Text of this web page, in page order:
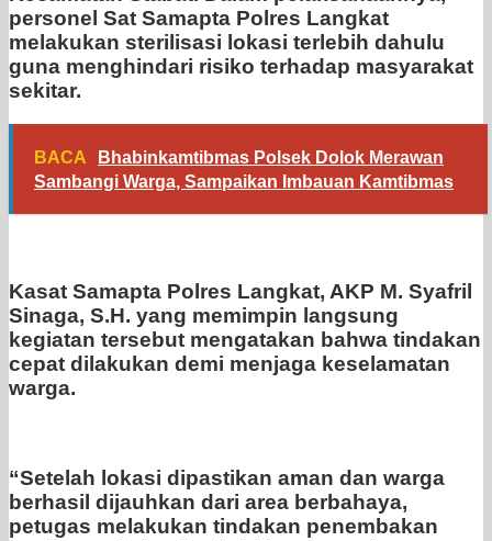
personel Sat Samapta Polres Langkat
melakukan sterilisasi lokasi terlebih dahulu
guna menghindari risiko terhadap masyarakat
sekitar.
BACA
Bhabinkamtibmas Polsek Dolok Merawan
Sambangi Warga, Sampaikan Imbauan Kamtibmas
Kasat Samapta Polres Langkat, AKP M. Syafril
Sinaga, S.H. yang memimpin langsung
kegiatan tersebut mengatakan bahwa tindakan
cepat dilakukan demi menjaga keselamatan
warga.
“Setelah lokasi dipastikan aman dan warga
berhasil dijauhkan dari area berbahaya,
petugas melakukan tindakan penembakan